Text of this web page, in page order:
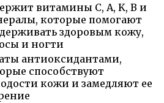
витамины C, A, K, B и
которые помогают
здоровым кожу,
и ногти
антиоксидантами,
способствуют
кожи и замедляют ее